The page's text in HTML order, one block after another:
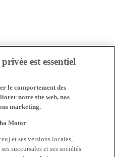
est essentiel
le comportement des
notre site web, nos
marketing.
Motor
et ses versions locales,
succursales et ses sociétés